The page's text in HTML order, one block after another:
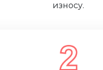
износу.